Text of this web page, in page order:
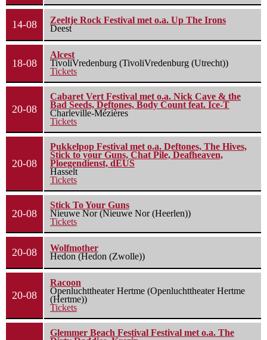
14-08
Zeeltje Rock Festival met o.a. Up The Irons
Deest
18-08
Alcest
TivoliVredenburg (TivoliVredenburg (Utrecht))
Tickets
20-08
Cabaret Vert Festival met o.a. Nick Cave & the
Bad Seeds, Deftones, Body Count feat. Ice-T
Charleville-Mézières
Tickets
20-08
Pukkelpop Festival met o.a. Deftones, The Hives,
Stick to your Guns, Chat Pile, Deafheaven,
Ploegendienst, dEUS
Hasselt
Tickets
20-08
Stick To Your Guns
Nieuwe Nor (Nieuwe Nor (Heerlen))
Tickets
20-08
Wolfmother
Hedon (Hedon (Zwolle))
20-08
Racoon
Openluchttheater Hertme (Openluchttheater Hertme
(Hertme))
Tickets
Glemmer Beach Festival Festival met o.a. The